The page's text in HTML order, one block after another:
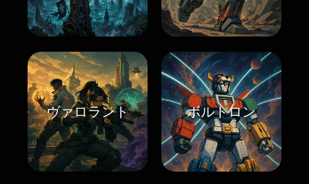
ヴァロラント ボルトロン